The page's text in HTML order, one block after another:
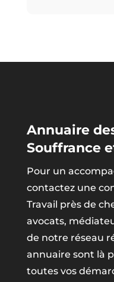
Annuaire
Souffrance
Pour un
contactez une
Travail près de
avocats,
de notre réseau
annuaire sont là
toutes vos